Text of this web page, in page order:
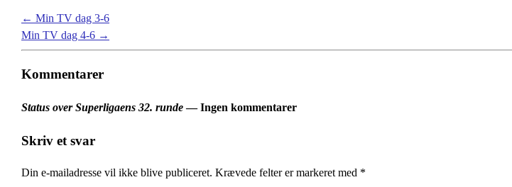
← Min TV dag 3-6
Min TV dag 4-6 →
Kommentarer
Status over Superligaens 32. runde— Ingen kommentarer
Skriv et svar
Din e-mailadresse vil ikke blive publiceret. Krævede felter er markeret med *